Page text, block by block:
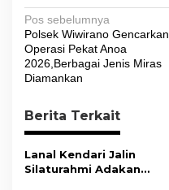
N
a
v
g
a
s
Pos sebelumnya
Polsek Wiwirano Gencarkan
Operasi Pekat Anoa
2026,Berbagai Jenis Miras
Diamankan
Berita Terkait
Lanal Kendari Jalin
Silaturahmi Adakan